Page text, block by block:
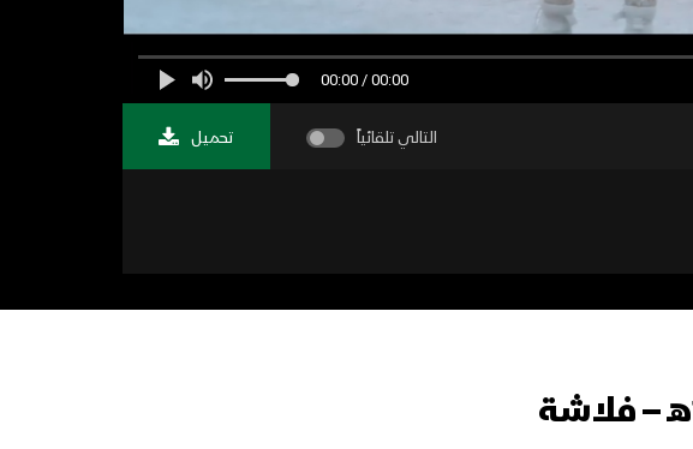
00:00 / 00:00
التالي تلقائياً تحميل